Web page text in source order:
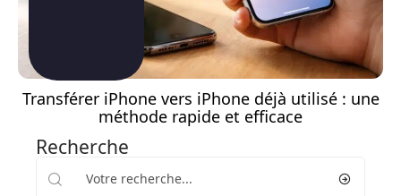
Transférer iPhone vers iPhone déjà utilisé : une
méthode rapide et efficace
Recherche